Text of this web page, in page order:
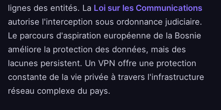
lignes des entités. La Loi sur les Communications
autorise l'interception sous ordonnance judiciaire.
Le parcours d'aspiration européenne de la Bosnie
améliore la protection des données, mais des
lacunes persistent. Un VPN offre une protection
constante de la vie privée à travers l'infrastructure
réseau complexe du pays.